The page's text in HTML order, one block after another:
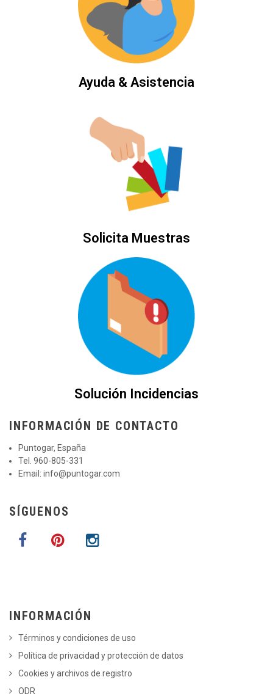
Ayuda & Asistencia
Solicita Muestras
Solución Incidencias
INFORMACIÓN DE CONTACTO
Puntogar, España
Tel. 960-805-331
Email: info@puntogar.com
SÍGUENOS
INFORMACIÓN
Términos y condiciones de uso
Política de privacidad y protección de datos
Cookies y archivos de registro
ODR